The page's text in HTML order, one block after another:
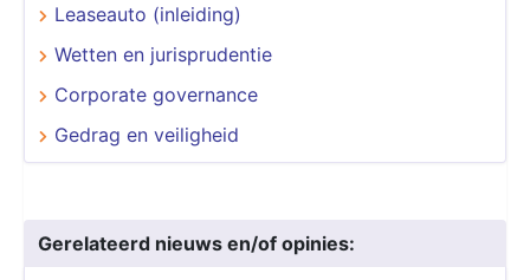
Leaseauto (inleiding)
Wetten en jurisprudentie
Corporate governance
Gedrag en veiligheid
Gerelateerd nieuws en/of opinies: